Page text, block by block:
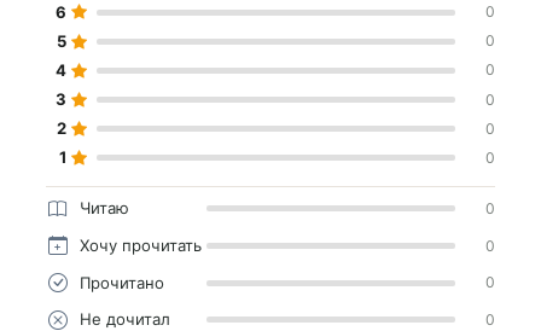
6 0
5 0
4 0
3 0
2 0
1 0
Читаю 0
Хочу прочитать 0
Прочитано 0
Не дочитал 0